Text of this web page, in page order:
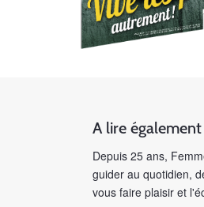
A lire
Depuis 25 ans,
guider au quotidien,
vous faire plaisir et